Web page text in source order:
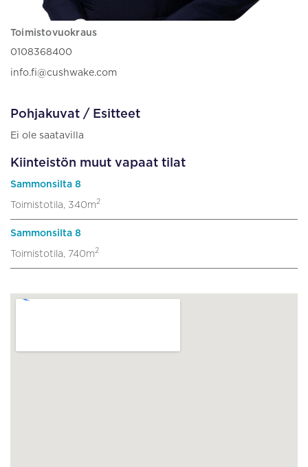
Toimistovuokraus
0108368400
info.fi@cushwake.com
Pohjakuvat / Esitteet
Ei ole saatavilla
Kiinteistön muut vapaat tilat
Sammonsilta 8
Toimistotila, 340m2
Sammonsilta 8
Toimistotila, 740m2